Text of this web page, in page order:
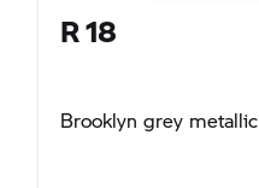
R 18
Brooklyn grey metallic